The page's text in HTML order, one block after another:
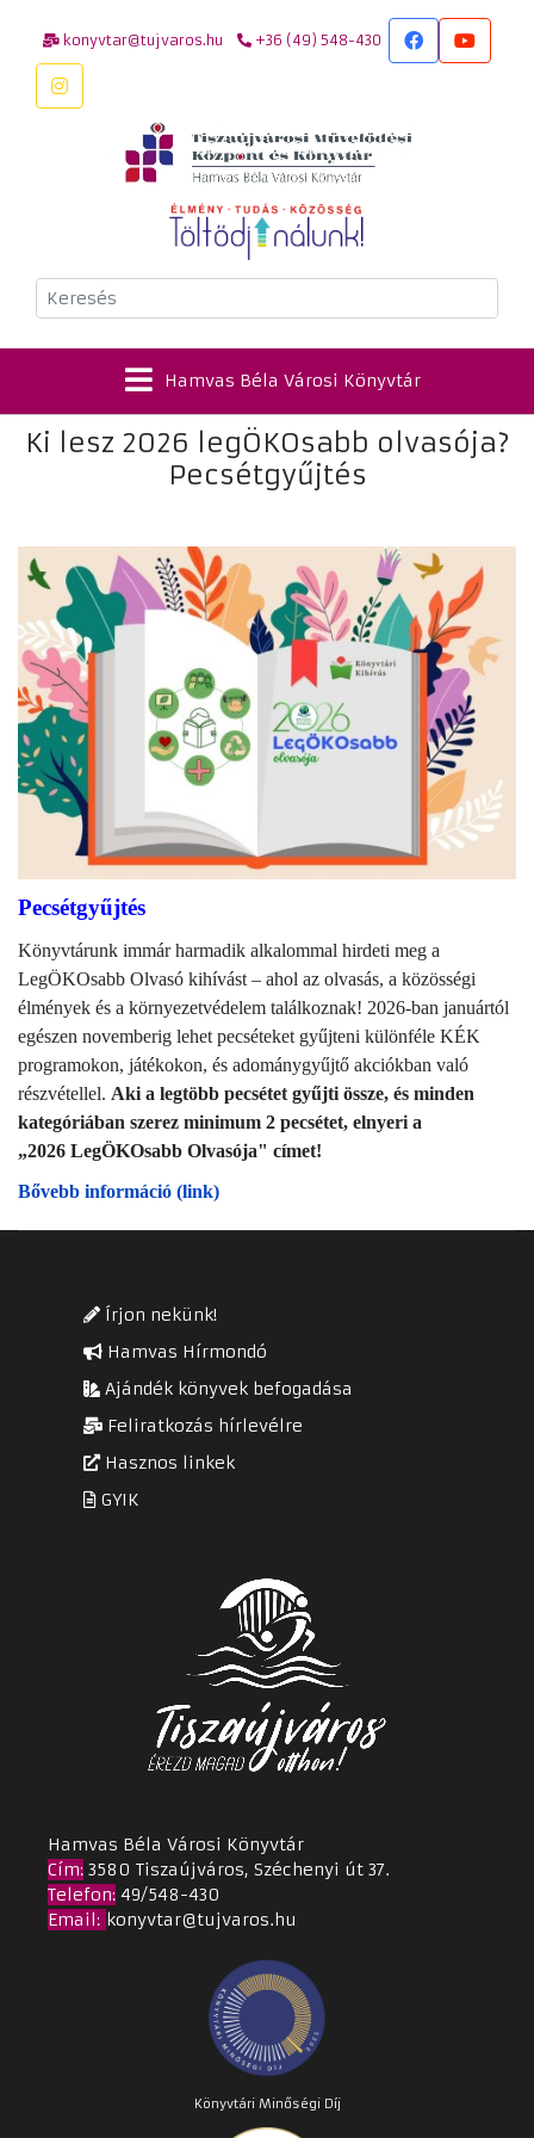
konyvtar@tujvaros.hu +36 (49) 548-430
Keresés
Hamvas Béla Városi Könyvtár
Ki lesz 2026 legÖKOsabb olvasója?
Pecsétgyűjtés
Pecsétgyűjtés
Könyvtárunk immár harmadik alkalommal hirdeti meg a
LegÖKOsabb Olvasó kihívást – ahol az olvasás, a közösségi
élmények és a környezetvédelem találkoznak! 2026-ban januártól
egészen novemberig lehet pecséteket gyűjteni különféle KÉK
programokon, játékokon, és adománygyűjtő akciókban való
részvétellel. Aki a legtöbb pecsétet gyűjti össze, és minden
kategóriában szerez minimum 2 pecsétet, elnyeri a
„2026 LegÖKOsabb Olvasója" címet!
Bővebb információ (link)
Írjon nekünk!
Hamvas Hírmondó
Ajándék könyvek befogadása
Feliratkozás hírlevélre
Hasznos linkek
GYIK
Hamvas Béla Városi Könyvtár
Cím: 3580 Tiszaújváros, Széchenyi út 37.
Telefon: 49/548-430
Email: konyvtar@tujvaros.hu
Könyvtári Minőségi Díj